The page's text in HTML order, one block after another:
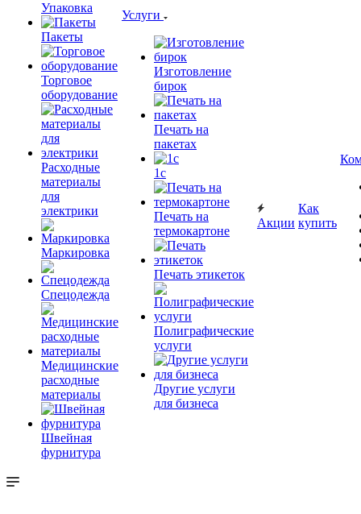
Упаковка
Пакеты
Торговое
оборудование
Расходные
материалы
для
электрики
Маркировка
Спецодежда
Медицинские
расходные
материалы
Швейная
фурнитура
Услуги
Изготовление
бирок
Печать на
пакетах
1c
Печать на
термокартоне
Печать этикеток
Полиграфические
услуги
Другие услуги
для бизнеса
Акции
Как
купить